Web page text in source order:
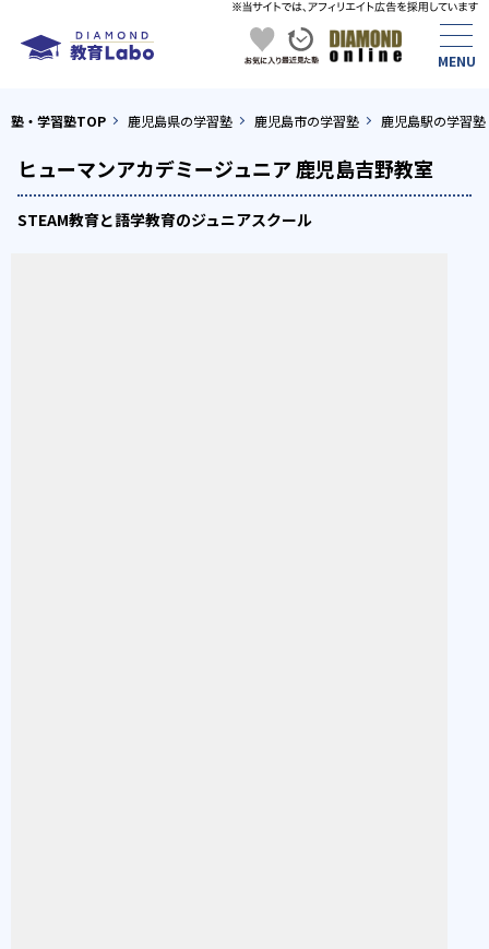
塾・学習塾TOP 鹿児島県の学習塾 鹿児島市の学習塾 鹿児島駅の学習塾
ヒューマンアカデミージュニア 鹿児島吉野教室
STEAM教育と語学教育のジュニアスクール